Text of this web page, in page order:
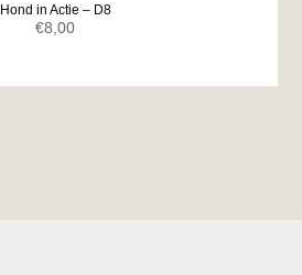
Hond in Actie – D8
€8,00